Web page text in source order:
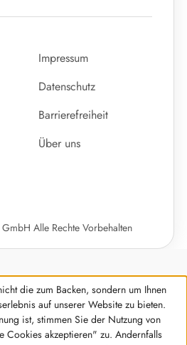
Impressum
Datenschutz
Barrierefreiheit
Über uns
Alle Rechte Vorbehalten
die zum Backen, sondern um Ihnen
auf unserer Website zu bieten.
ist, stimmen Sie der Nutzung von
Cookies akzeptieren" zu. Andernfalls